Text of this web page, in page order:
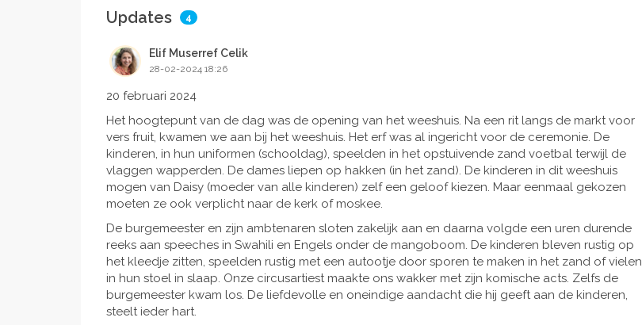
Updates 4
Elif Muserref Celik
28-02-2024 18:26
20 februari 2024
Het hoogtepunt van de dag was de opening van het weeshuis. Na een rit langs de markt voor
vers fruit, kwamen we aan bij het weeshuis. Het erf was al ingericht voor de ceremonie. De
kinderen, in hun uniformen (schooldag), speelden in het opstuivende zand voetbal terwijl de
vlaggen wapperden. De dames liepen op hakken (in het zand). De kinderen in dit weeshuis
mogen van Daisy (moeder van alle kinderen) zelf een geloof kiezen. Maar eenmaal gekozen
moeten ze ook verplicht naar de kerk of moskee.
De burgemeester en zijn ambtenaren sloten zakelijk aan en daarna volgde een uren durende
reeks aan speeches in Swahili en Engels onder de mangoboom. De kinderen bleven rustig op
het kleedje zitten, speelden rustig met een autootje door sporen te maken in het zand of vielen
in hun stoel in slaap. Onze circusartiest maakte ons wakker met zijn komische acts. Zelfs de
burgemeester kwam los. De liefdevolle en oneindige aandacht die hij geeft aan de kinderen,
steelt ieder hart.